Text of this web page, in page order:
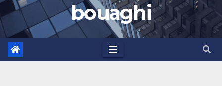
bouaghi